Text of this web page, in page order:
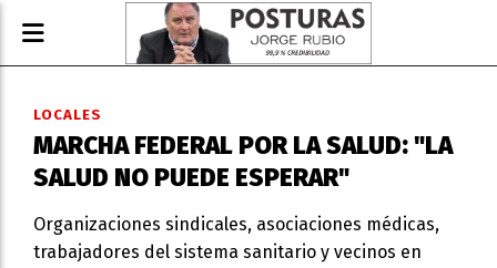
MARCHA FEDERAL POR LA SALUD: "LA
SALUD NO PUEDE ESPERAR"
Organizaciones sindicales, asociaciones médicas,
trabajadores del sistema sanitario y vecinos en
LOCALES